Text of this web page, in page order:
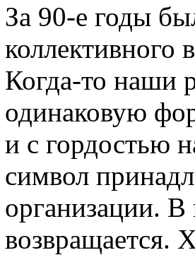
За 90-е годы
коллективного
Когда-то наши
одинаковую
и с гордостью
символ
организации.
возвращается.